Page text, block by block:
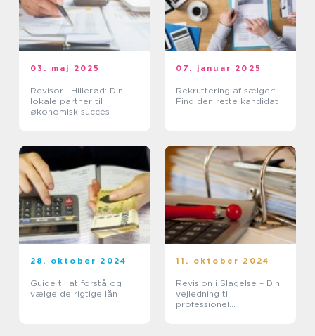
03. maj 2025
Revisor i Hillerød: Din
lokale partner til
økonomisk succes
07. januar 2025
Rekruttering af sælger:
Find den rette kandidat
28. oktober 2024
Guide til at forstå og
vælge de rigtige lån
11. oktober 2024
Revision i Slagelse – Din
vejledning til
professionel